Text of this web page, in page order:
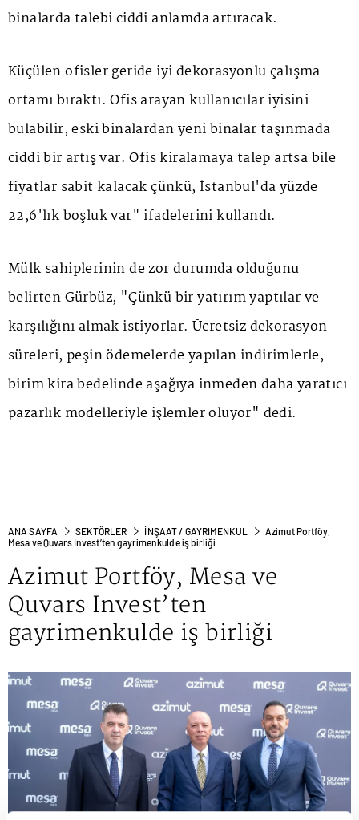
binalarda talebi ciddi anlamda artıracak.
Küçülen ofisler geride iyi dekorasyonlu çalışma
ortamı bıraktı. Ofis arayan kullanıcılar iyisini
bulabilir, eski binalardan yeni binalar taşınmada
ciddi bir artış var. Ofis kiralamaya talep artsa bile
fiyatlar sabit kalacak çünkü, İstanbul'da yüzde
22,6'lık boşluk var" ifadelerini kullandı.
Mülk sahiplerinin de zor durumda olduğunu
belirten Gürbüz, "Çünkü bir yatırım yaptılar ve
karşılığını almak istiyorlar. Ücretsiz dekorasyon
süreleri, peşin ödemelerde yapılan indirimlerle,
birim kira bedelinde aşağıya inmeden daha yaratıcı
pazarlık modelleriyle işlemler oluyor" dedi.
ANA SAYFA SEKTÖRLER İNŞAAT / GAYRIMENKUL
Azimut Portföy,
Mesa ve Quvars Invest’ten gayrimenkulde iş birliği
Azimut Portföy, Mesa ve
Quvars Invest’ten
gayrimenkulde iş birliği